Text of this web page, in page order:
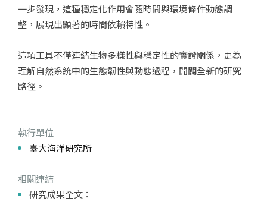
一步發現，這種穩定化作用會隨時間與環境條件動態調
整，展現出顯著的時間依賴特性。
這項工具不僅連結生物多樣性與穩定性的實證關係，更為
理解自然系統中的生態韌性與動態過程，開闢全新的研究
路徑。
執行單位
臺大海洋研究所
相關連結
研究成果全文：